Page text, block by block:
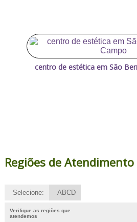
centro de estética em São
Regiões de Atendimento
Selecione: ABCD
Verifique as regiões que
atendemos